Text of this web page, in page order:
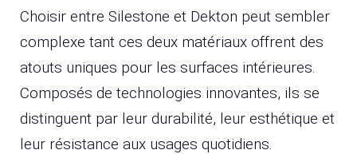
Choisir entre Silestone et Dekton peut sembler
complexe tant ces deux matériaux offrent des
atouts uniques pour les surfaces intérieures.
Composés de technologies innovantes, ils se
distinguent par leur durabilité, leur esthétique et
leur résistance aux usages quotidiens.